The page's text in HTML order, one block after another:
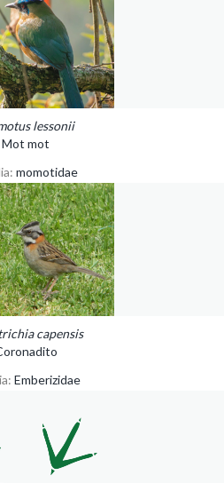
lessonii
Mot mot
momotidae
capensis
Emberizidae